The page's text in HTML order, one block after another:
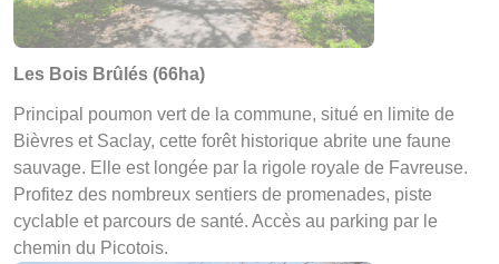
Les Bois Brûlés (66ha)
Principal poumon vert de la commune, situé en limite de
Bièvres et Saclay, cette forêt historique abrite une faune
sauvage. Elle est longée par la rigole royale de Favreuse.
Profitez des nombreux sentiers de promenades, piste
cyclable et parcours de santé. Accès au parking par le
chemin du Picotois.